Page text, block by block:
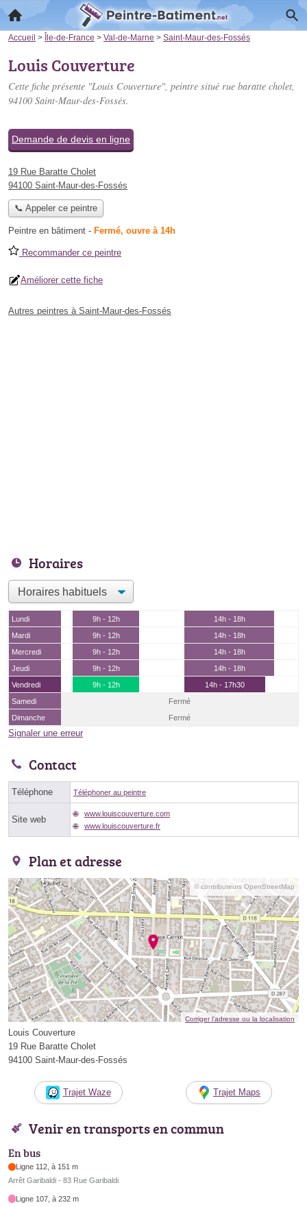
Accueil > Île-de-France > Val-de-Marne > Saint-Maur-des-Fossés
Louis Couverture
Cette fiche présente "Louis Couverture", peintre situé rue baratte cholet,
94100 Saint-Maur-des-Fossés.
Demande de devis en ligne
19 Rue Baratte Cholet
94100 Saint-Maur-des-Fossés
📞 Appeler ce peintre
Peintre en bâtiment - Fermé, ouvre à 14h
Recommander ce peintre
Améliorer cette fiche
Autres peintres à Saint-Maur-des-Fossés
Horaires
Lundi 9h - 12h
14h - 18h
Mardi
9h - 12h
14h - 18h
Mercredi
9h - 12h
14h - 18h
Jeudi
9h - 12h
14h - 18h
Vendredi
9h - 12h
14h - 17h30
Samedi
Fermé
Dimanche
Fermé
Signaler une erreur
Contact
Téléphone Téléphoner au peintre
Site web
www.louiscouverture.com
www.louiscouverture.fr
Plan et adresse
© contributeurs OpenStreetMap
Corriger l’adresse ou la localisation
Louis Couverture
19 Rue Baratte Cholet
94100 Saint-Maur-des-Fossés
Trajet Waze Trajet Maps
Venir en transports en commun
En bus
Ligne 112, à 151 m
Arrêt Garibaldi - 83 Rue Garibaldi
Ligne 107, à 232 m